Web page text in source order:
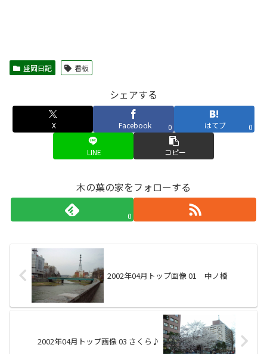
盛岡日記 看板
シェアする
X Facebook 0 はてブ 0
LINE コピー
木の葉の家をフォローする
0
2002年04月トップ画像 01 中ノ橋
2002年04月トップ画像 03 さくら♪